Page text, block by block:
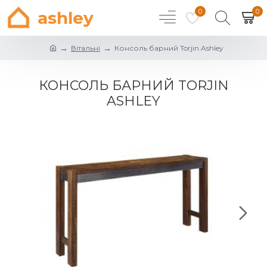
ashley 0 0
Вітальні Консоль барний Torjin Ashley
КОНСОЛЬ БАРНИЙ TORJIN
ASHLEY